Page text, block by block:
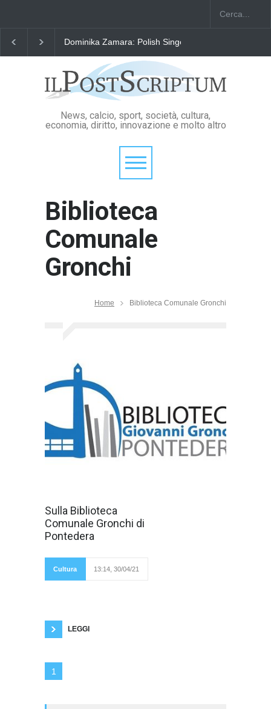
Dominika Zamara: Polish Singers' Alliance ofAmerica
News, calcio, sport, società, cultura,
economia, diritto, innovazione e molto altro
Biblioteca
Comunale
Gronchi
Home Biblioteca Comunale Gronchi
Sulla Biblioteca
Comunale Gronchi di
Pontedera
Cultura 13:14, 30/04/21
LEGGI
1